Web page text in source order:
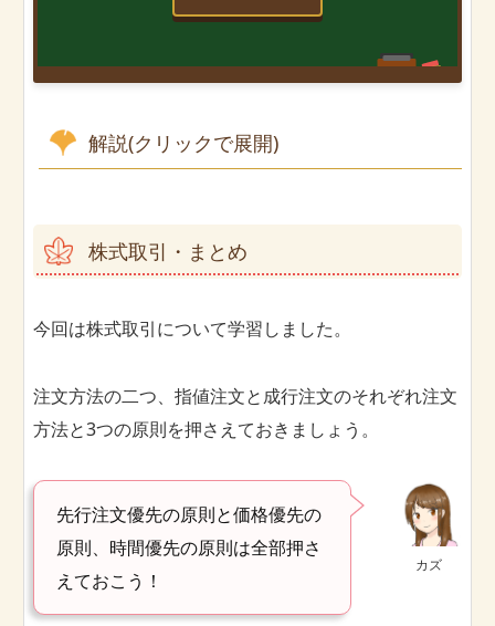
解説(クリックで展開)
株式取引・まとめ
今回は株式取引について学習しました。
注文方法の二つ、指値注文と成行注文のそれぞれ注文
方法と3つの原則を押さえておきましょう。
カズ
先行注文優先の原則と価格優先の
原則、時間優先の原則は全部押さ
えておこう！